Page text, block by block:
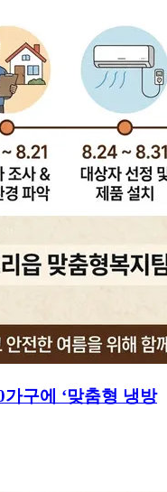
구에 ‘맞춤형 냉방